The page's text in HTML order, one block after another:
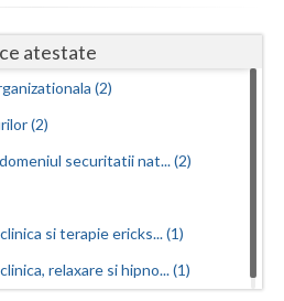
pentru persoane dependen...
cuplurilor care doresc... (2)
atestate
(2)
(2)
securitatii nat... (2)
si terapie ericks... (1)
relaxare si hipno... (1)